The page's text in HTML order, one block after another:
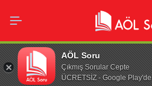
AÖL Soru
Çıkmış Sorular Cepte
ÜCRETSİZ - Google Play'de